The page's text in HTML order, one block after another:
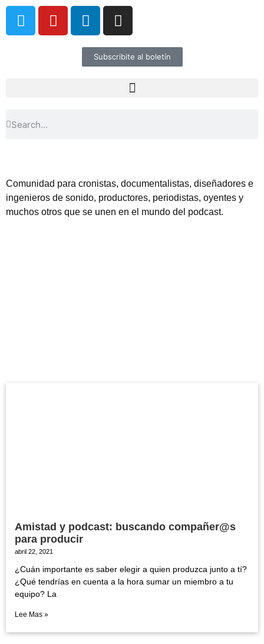
Subscribite al boletín
Comunidad para cronistas, documentalistas, diseñadores e
ingenieros de sonido, productores, periodistas, oyentes y
muchos otros que se unen en el mundo del podcast.
Amistad y podcast: buscando compañer@s
para producir
abril 22, 2021
¿Cuán importante es saber elegir a quien produzca junto a tí?
¿Qué tendrías en cuenta a la hora sumar un miembro a tu
equipo? La
Lee Mas »